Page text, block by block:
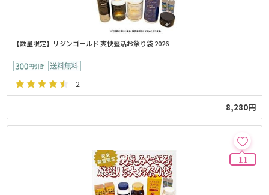
【数量限定】リジンゴールド 爽快髪活お祭り袋 2026
2
8,280円
11